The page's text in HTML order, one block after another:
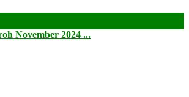
November 2024 ...